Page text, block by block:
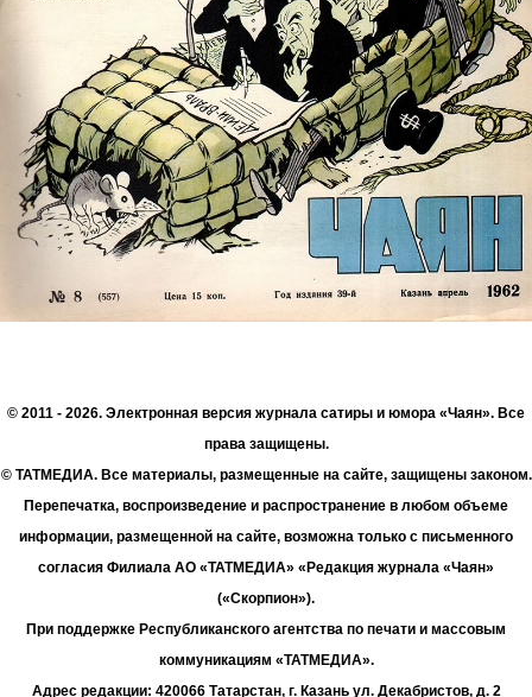
© 2011 - 2026. Электронная версия журнала сатиры и юмора «Чаян». Все
права защищены.
© ТАТМЕДИА. Все материалы, размещенные на сайте, защищены законом.
Перепечатка, воспроизведение и распространение в любом объеме
информации, размещенной на сайте, возможна только с письменного
согласия Филиала АО «ТАТМЕДИА» «Редакция журнала «Чаян»
(«Скорпион»).
При поддержке Республиканского агентства по печати и массовым
коммуникациям «ТАТМЕДИА».
Адрес редакции: 420066 Татарстан, г. Казань ул. Декабристов, д. 2